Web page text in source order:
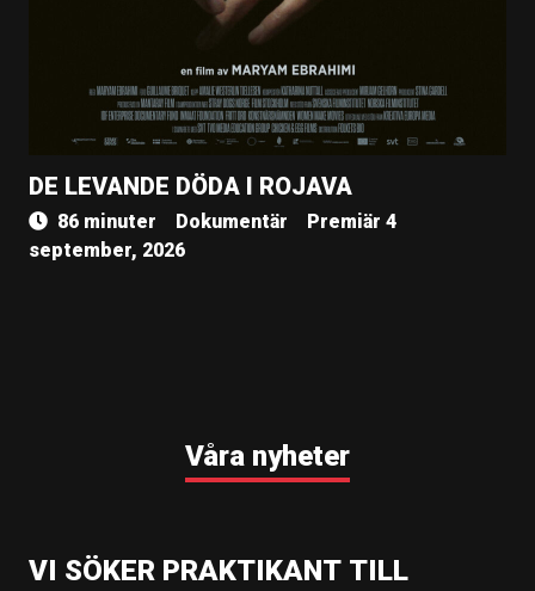
DE LEVANDE DÖDA I ROJAVA
86 minuter Dokumentär
Premiär 4
september, 2026
Våra nyheter
VI SÖKER PRAKTIKANT TILL